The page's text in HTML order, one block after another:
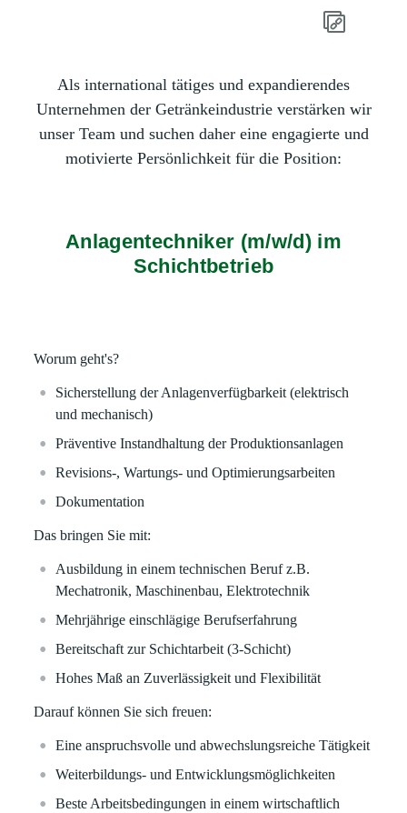
Als international tätiges und expandierendes
Unternehmen der Getränkeindustrie verstärken wir
unser Team und suchen daher eine engagierte und
motivierte Persönlichkeit für die Position:
Anlagentechniker (m/w/d) im
Schichtbetrieb
Worum geht's?
Sicherstellung der Anlagenverfügbarkeit (elektrisch
und mechanisch)
Präventive Instandhaltung der Produktionsanlagen
Revisions-, Wartungs- und Optimierungsarbeiten
Dokumentation
Das bringen Sie mit:
Ausbildung in einem technischen Beruf z.B.
Mechatronik, Maschinenbau, Elektrotechnik
Mehrjährige einschlägige Berufserfahrung
Bereitschaft zur Schichtarbeit (3-Schicht)
Hohes Maß an Zuverlässigkeit und Flexibilität
Darauf können Sie sich freuen:
Eine anspruchsvolle und abwechslungsreiche Tätigkeit
Weiterbildungs- und Entwicklungsmöglichkeiten
Beste Arbeitsbedingungen in einem wirtschaftlich